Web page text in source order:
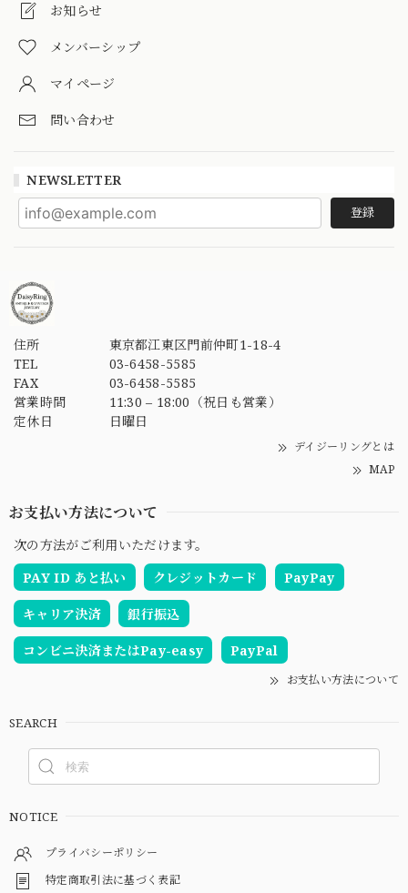
お知らせ
メンバーシップ
マイページ
問い合わせ
NEWSLETTER
登録
住所
東京都江東区門前仲町1-18-4
TEL
03-6458-5585
FAX
03-6458-5585
営業時間
11:30 – 18:00（祝日も営業）
定休日
日曜日
デイジーリングとは
MAP
お支払い方法について
次の方法がご利用いただけます。
PAY ID あと払い
クレジットカード PayPay
キャリア決済 銀行振込
コンビニ決済またはPay-easy PayPal
お支払い方法について
SEARCH
NOTICE
プライバシーポリシー
特定商取引法に基づく表記